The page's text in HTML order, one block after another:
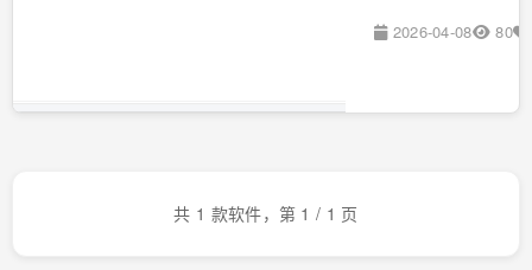
2026-04-08 80
共 1 款软件，第 1 / 1 页